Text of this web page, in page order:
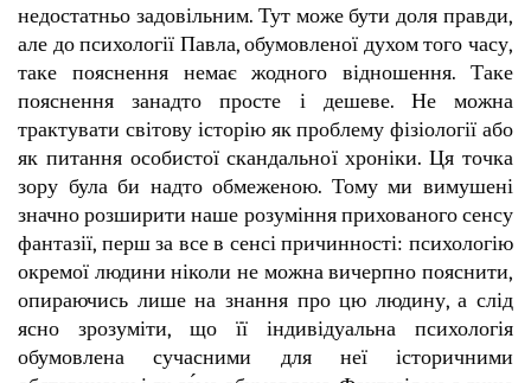
недостатньо задовільним. Тут може бути доля правди,
але до психології Павла, обумовленої духом того часу,
таке пояснення немає жодного відношення. Таке
пояснення занадто просте і дешеве. Не можна
трактувати світову історію як проблему фізіології або
як питання особистої скандальної хроніки. Ця точка
зору була би надто обмеженою. Тому ми вимушені
значно розширити наше розуміння прихованого сенсу
фантазії, перш за все в сенсі причинності: психологію
окремої людини ніколи не можна вичерпно пояснити,
опираючись лише на знання про цю людину, а слід
ясно зрозуміти, що її індивідуальна психологія
обумовлена сучасними для неї історичними